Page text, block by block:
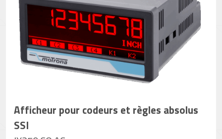
Afficheur pour codeurs et règles absolus
SSI